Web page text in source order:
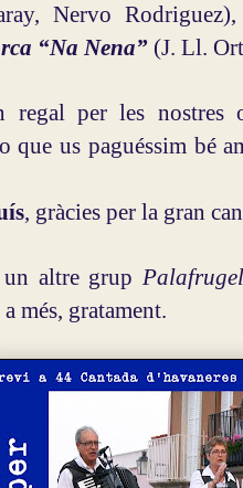
Nervo
“Na Nena” (J. Ll.
regal per les nostres
que us paguéssim bé
, gràcies per la gran
altre grup
més, gratament.